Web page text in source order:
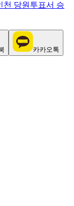
천 당원투표서 승
카카오톡